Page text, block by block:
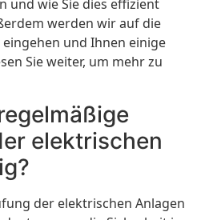
und wie Sie dies effizient
werden wir auf die
und Ihnen einige
Sie weiter, um mehr zu
elektrischen
der elektrischen Anlagen